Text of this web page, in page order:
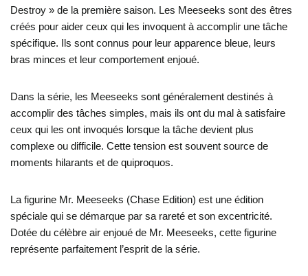
Destroy » de la première saison. Les Meeseeks sont des êtres
créés pour aider ceux qui les invoquent à accomplir une tâche
spécifique. Ils sont connus pour leur apparence bleue, leurs
bras minces et leur comportement enjoué.
Dans la série, les Meeseeks sont généralement destinés à
accomplir des tâches simples, mais ils ont du mal à satisfaire
ceux qui les ont invoqués lorsque la tâche devient plus
complexe ou difficile. Cette tension est souvent source de
moments hilarants et de quiproquos.
La figurine Mr. Meeseeks (Chase Edition) est une édition
spéciale qui se démarque par sa rareté et son excentricité.
Dotée du célèbre air enjoué de Mr. Meeseeks, cette figurine
représente parfaitement l’esprit de la série.